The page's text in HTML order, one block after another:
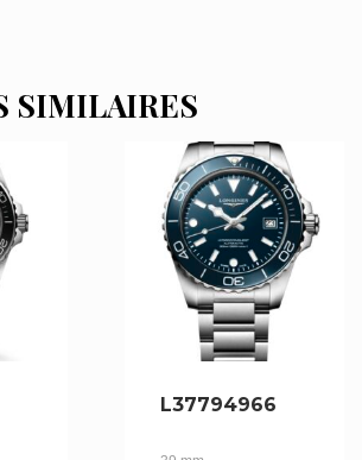
SIMILAIRES
L37794966